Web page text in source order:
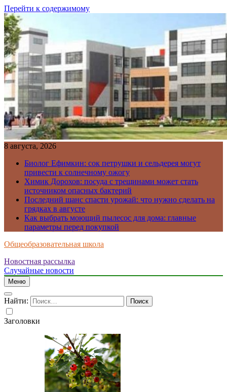
Перейти к содержимому
8 августа, 2026
Биолог Ефимкин: сок петрушки и сельдерея могут
привести к солнечному ожогу
Химик Дорохов: посуда с трещинами может стать
источником опасных бактерий
Последний шанс спасти урожай: что нужно сделать на
грядках в августе
Как выбрать моющий пылесос для дома: главные
параметры перед покупкой
Общеобразовательная школа
Новостная рассылка
Случайные новости
Меню
Найти:
Заголовки